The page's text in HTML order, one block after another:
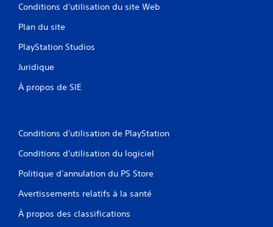
Conditions d'utilisation du site Web
Plan du site
PlayStation Studios
Juridique
À propos de SIE
Conditions d'utilisation de PlayStation
Conditions d'utilisation du logiciel
Politique d'annulation du PS Store
Avertissements relatifs à la santé
À propos des classifications